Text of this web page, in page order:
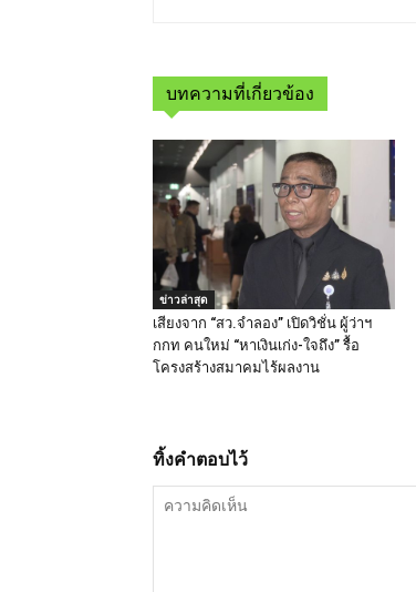
บทความที่เกี่ยวข้อง
ข่าวล่าสุด
เสียงจาก “สว.จำลอง” เปิดวิชั่น ผู้ว่าฯ
กกท คนใหม่ “หาเงินเก่ง-ใจถึง” รื้อ
โครงสร้างสมาคมไร้ผลงาน
ทิ้งคำตอบไว้